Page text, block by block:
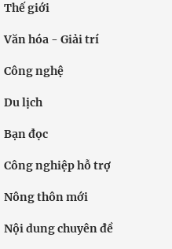
Thế giới
Văn hóa - Giải trí
Công nghệ
Du lịch
Bạn đọc
Công nghiệp hỗ trợ
Nông thôn mới
Nội dung chuyên đề